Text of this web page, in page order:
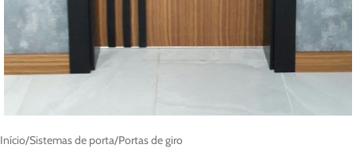
Início/Sistemas de porta/Portas de giro